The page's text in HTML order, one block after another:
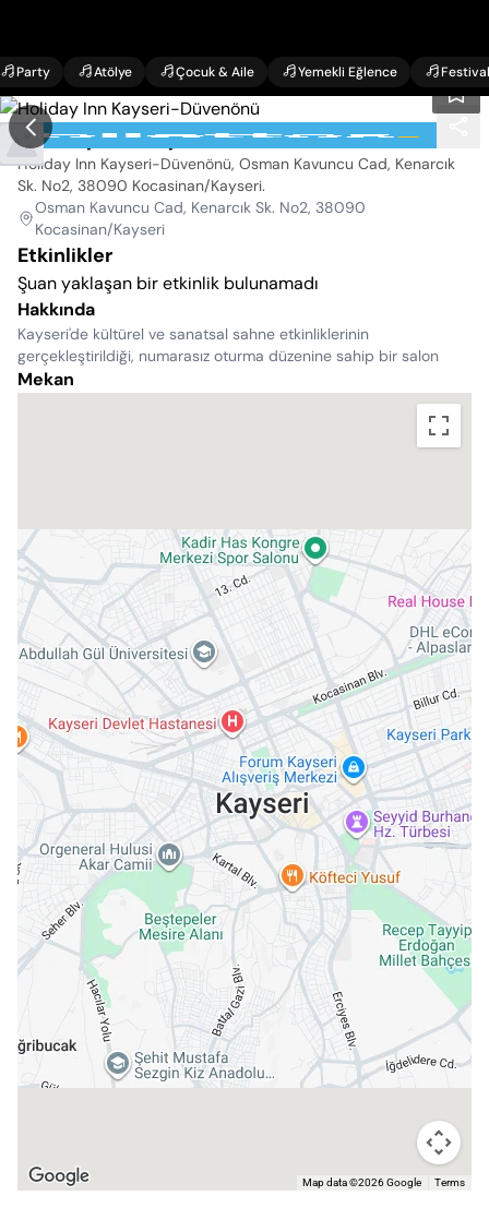
Party Atölye Çocuk & Aile Yemekli Eğlence Festival
Holiday Inn Kayseri-Düvenönü
Holiday Inn Kayseri-Düvenönü, Osman Kavuncu Cad, Kenarcık
Sk. No2, 38090 Kocasinan/Kayseri.
Osman Kavuncu Cad, Kenarcık Sk. No2, 38090
Kocasinan/Kayseri
Etkinlikler
Şuan yaklaşan bir etkinlik bulunamadı
Hakkında
Kayseri'de kültürel ve sanatsal sahne etkinliklerinin
gerçekleştirildiği, numarasız oturma düzenine sahip bir salon
Mekan
Map data ©2026 Google Terms